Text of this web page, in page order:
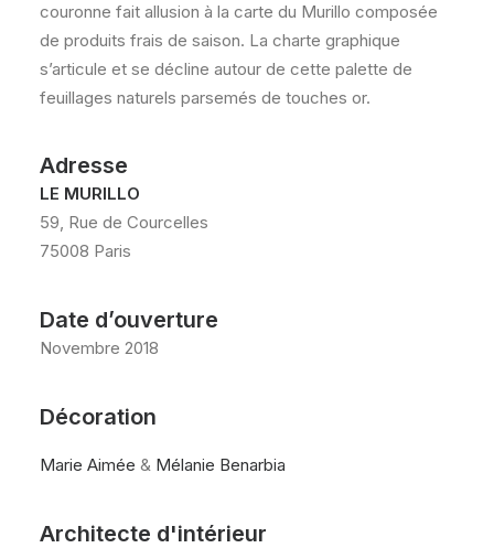
couronne fait allusion à la carte du Murillo composée
de produits frais de saison. La charte graphique
s’articule et se décline autour de cette palette de
feuillages naturels parsemés de touches or.
Adresse
LE MURILLO
59, Rue de Courcelles
75008 Paris
Date d’ouverture
Novembre 2018
Décoration
Marie Aimée & Mélanie Benarbia
Architecte d'intérieur